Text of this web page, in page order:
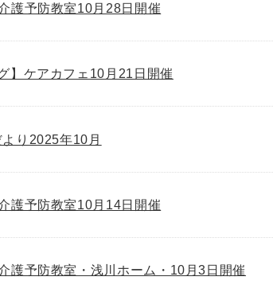
護予防教室10月28日開催
】ケアカフェ10月21日開催
り2025年10月
護予防教室10月14日開催
護予防教室・浅川ホーム・10月3日開催